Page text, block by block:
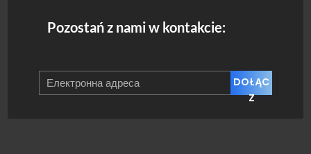
Pozostań z nami w kontakcie:
DOŁĄC
Z